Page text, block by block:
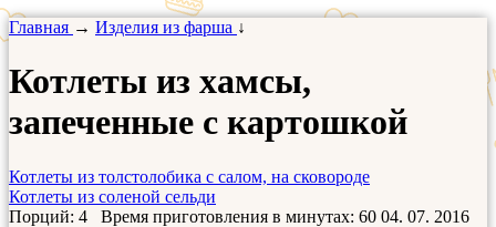
Главная → Изделия из фарша ↓
Котлеты из хамсы,
запеченные с картошкой
Котлеты из толстолобика с салом, на сковороде
Котлеты из соленой сельди
Порций: 4 Время приготовления в минутах: 60 04. 07. 2016